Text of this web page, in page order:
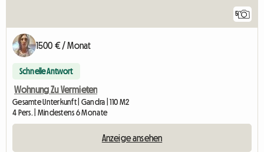
5
1500 € / Monat
Schnelle Antwort
Wohnung Zu Vermieten
Gesamte Unterkunft | Gandra | 110 M2
4 Pers. | Mindestens 6 Monate
Anzeige ansehen